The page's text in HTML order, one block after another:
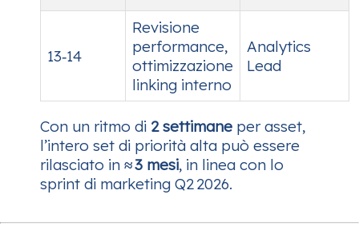
13‑14
Revisione
performance,
ottimizzazione
linking interno
Analytics
Lead
Con un ritmo di 2 settimane per asset,
l’intero set di priorità alta può essere
rilasciato in ≈ 3 mesi, in linea con lo
sprint di marketing Q2 2026.